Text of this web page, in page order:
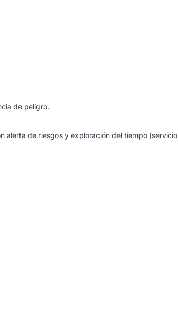
de peligro.
alerta de riesgos y exploración del tiempo (servicio